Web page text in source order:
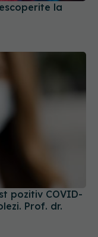
Prof. dr.